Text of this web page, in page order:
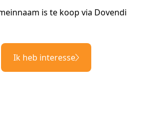
is te koop via Dovendi
Ik heb interesse